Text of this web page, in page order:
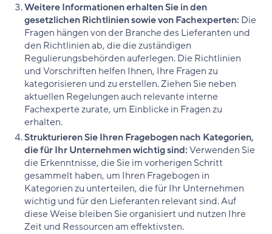
Weitere Informationen erhalten Sie in den
gesetzlichen Richtlinien sowie von Fachexperten: Die
Fragen hängen von der Branche des Lieferanten und
den Richtlinien ab, die die zuständigen
Regulierungsbehörden auferlegen. Die Richtlinien
und Vorschriften helfen Ihnen, Ihre Fragen zu
kategorisieren und zu erstellen. Ziehen Sie neben
aktuellen Regelungen auch relevante interne
Fachexperte zurate, um Einblicke in Fragen zu
erhalten.
Strukturieren Sie Ihren Fragebogen nach Kategorien,
die für Ihr Unternehmen wichtig sind:Verwenden Sie
die Erkenntnisse, die Sie im vorherigen Schritt
gesammelt haben, um Ihren Fragebogen in
Kategorien zu unterteilen, die für Ihr Unternehmen
wichtig und für den Lieferanten relevant sind. Auf
diese Weise bleiben Sie organisiert und nutzen Ihre
Zeit und Ressourcen am effektivsten.